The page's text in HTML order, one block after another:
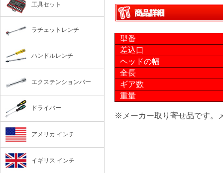
型番
差込口
ヘッドの幅
全長
ギア数
重量
※メーカー取り寄せ品です。
工具セット
ラチェットレンチ
ハンドルレンチ
エクステンションバー
ドライバー
アメリカ インチ
イギリス インチ